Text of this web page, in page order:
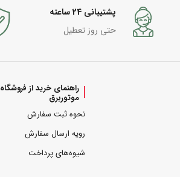
پشتیبانی 24 ساعته
حتی روز تعطیل
راهنمای خرید از فروشگاه
موتوربرق
نحوه ثبت سفارش
رویه ارسال سفارش
شیوه‌های پرداخت